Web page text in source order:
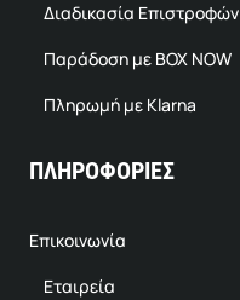
Διαδικασία Επιστροφών
Παράδοση με BOX NOW
Πληρωμή με Klarna
ΠΛΗΡΟΦΟΡΙΕΣ
Επικοινωνία
Εταιρεία